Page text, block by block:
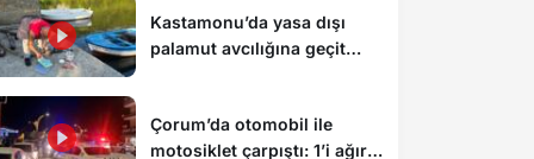
Kastamonu’da yasa dışı
palamut avcılığına geçit
Çorum’da otomobil ile
motosiklet çarpıştı: 1’i ağır 2